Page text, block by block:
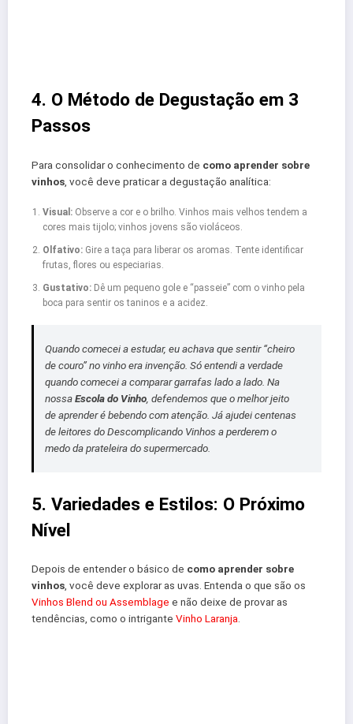
4. O Método de Degustação em 3
Passos
Para consolidar o conhecimento de como aprender sobre
vinhos , você deve praticar a degustação analítica:
Visual:Observe a cor e o brilho. Vinhos mais velhos tendem a
cores mais tijolo; vinhos jovens são violáceos.
Olfativo:Gire a taça para liberar os aromas. Tente identificar
frutas, flores ou especiarias.
Gustativo:Dê um pequeno gole e “passeie” com o vinho pela
boca para sentir os taninos e a acidez.
Quando comecei a estudar, eu achava que sentir “cheiro
de couro” no vinho era invenção. Só entendi a verdade
quando comecei a comparar garrafas lado a lado. Na
nossaEscola do Vinho, defendemos que o melhor jeito
de aprender é bebendo com atenção. Já ajudei centenas
de leitores do Descomplicando Vinhos a perderem o
medo da prateleira do supermercado.
5. Variedades e Estilos: O Próximo
Nível
Depois de entender o básico de como aprender sobre
vinhos , você deve explorar as uvas. Entenda o que são os
Vinhos Blend ou Assemblage e não deixe de provar as
tendências, como o intrigante Vinho Laranja